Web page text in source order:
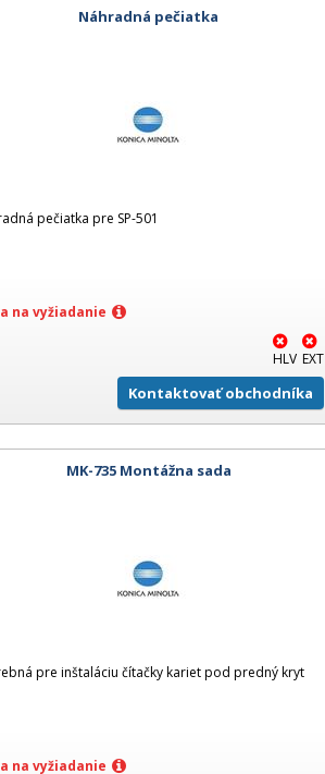
Náhradná pečiatka
pečiatka pre SP-501
na vyžiadanie
HLV EXT
Kontaktovať obchodníka
MK-735 Montážna sada
pre inštaláciu čítačky kariet pod predný kryt
na vyžiadanie